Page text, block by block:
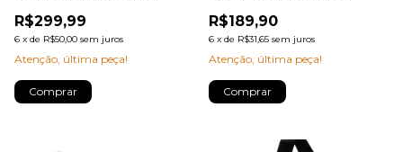
R$299,99
6 x de R$50,00 sem juros
Atenção, última peça!
Comprar
R$189,90
6 x de R$31,65 sem juros
Atenção, última peça!